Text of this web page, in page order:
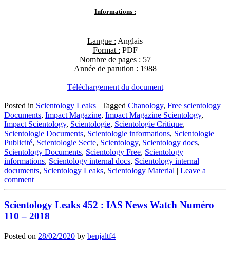
Informations :
Langue : Anglais
Format : PDF
Nombre de pages : 57
Année de parution : 1988
Téléchargement du document
Posted in Scientology Leaks Tagged Chanology, Free scientology
Documents, Impact Magazine, Impact Magazine Scientology,
Impact Scientology, Scientologie, Scientologie Critique,
Scientologie Documents, Scientologie informations, Scientologie
Publicité, Scientologie Secte, Scientology, Scientology docs,
Scientology Documents, Scientology Free, Scientology
informations, Scientology internal docs, Scientology internal
documents, Scientology Leaks, Scientology Material
Leave a
comment
Scientology Leaks 452 : IAS News Watch Numéro
110 – 2018
Posted on 28/02/2020 by benjaltf4